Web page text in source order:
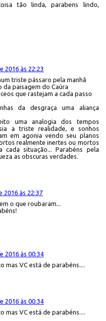
tão linda, parabens lindo,
2016 às 22:23
triste pássaro pela manhã
da paisagem do Caúra
que rastejam a cada passo
da desgraça uma aliança
uma analogia dos tempos
a triste realidade, e sonhos
em agonia vendo seu planos
realmente inertes ou mortos
situação... Parabéns pela
as obscuras verdades.
2016 às 22:37
o que roubaram...
2016 às 00:34
mas VC está de parabéns....
2016 às 00:34
mas VC está de parabéns....